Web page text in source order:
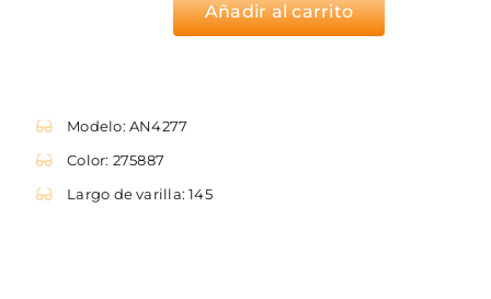
cantidad
Añadir al carrito
Modelo: AN4277
Color: 275887
Largo de varilla: 145